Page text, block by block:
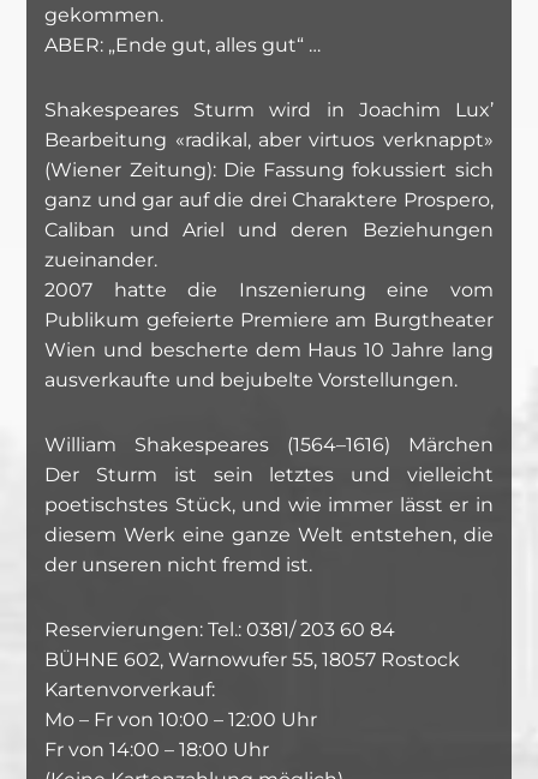
gekommen.
ABER: „Ende gut, alles gut“ …
Shakespeares Sturm wird in Joachim Lux’
Bearbeitung «radikal, aber virtuos verknappt»
(Wiener Zeitung): Die Fassung fokussiert sich
ganz und gar auf die drei Charaktere Prospero,
Caliban und Ariel und deren Beziehungen
zueinander.
2007 hatte die Inszenierung eine vom
Publikum gefeierte Premiere am Burgtheater
Wien und bescherte dem Haus 10 Jahre lang
ausverkaufte und bejubelte Vorstellungen.
William Shakespeares (1564–1616) Märchen
Der Sturm ist sein letztes und vielleicht
poetischstes Stück, und wie immer lässt er in
diesem Werk eine ganze Welt entstehen, die
der unseren nicht fremd ist.
Reservierungen: Tel.: 0381/ 203 60 84
BÜHNE 602, Warnowufer 55, 18057 Rostock
Kartenvorverkauf:
Mo – Fr von 10:00 – 12:00 Uhr
Fr von 14:00 – 18:00 Uhr